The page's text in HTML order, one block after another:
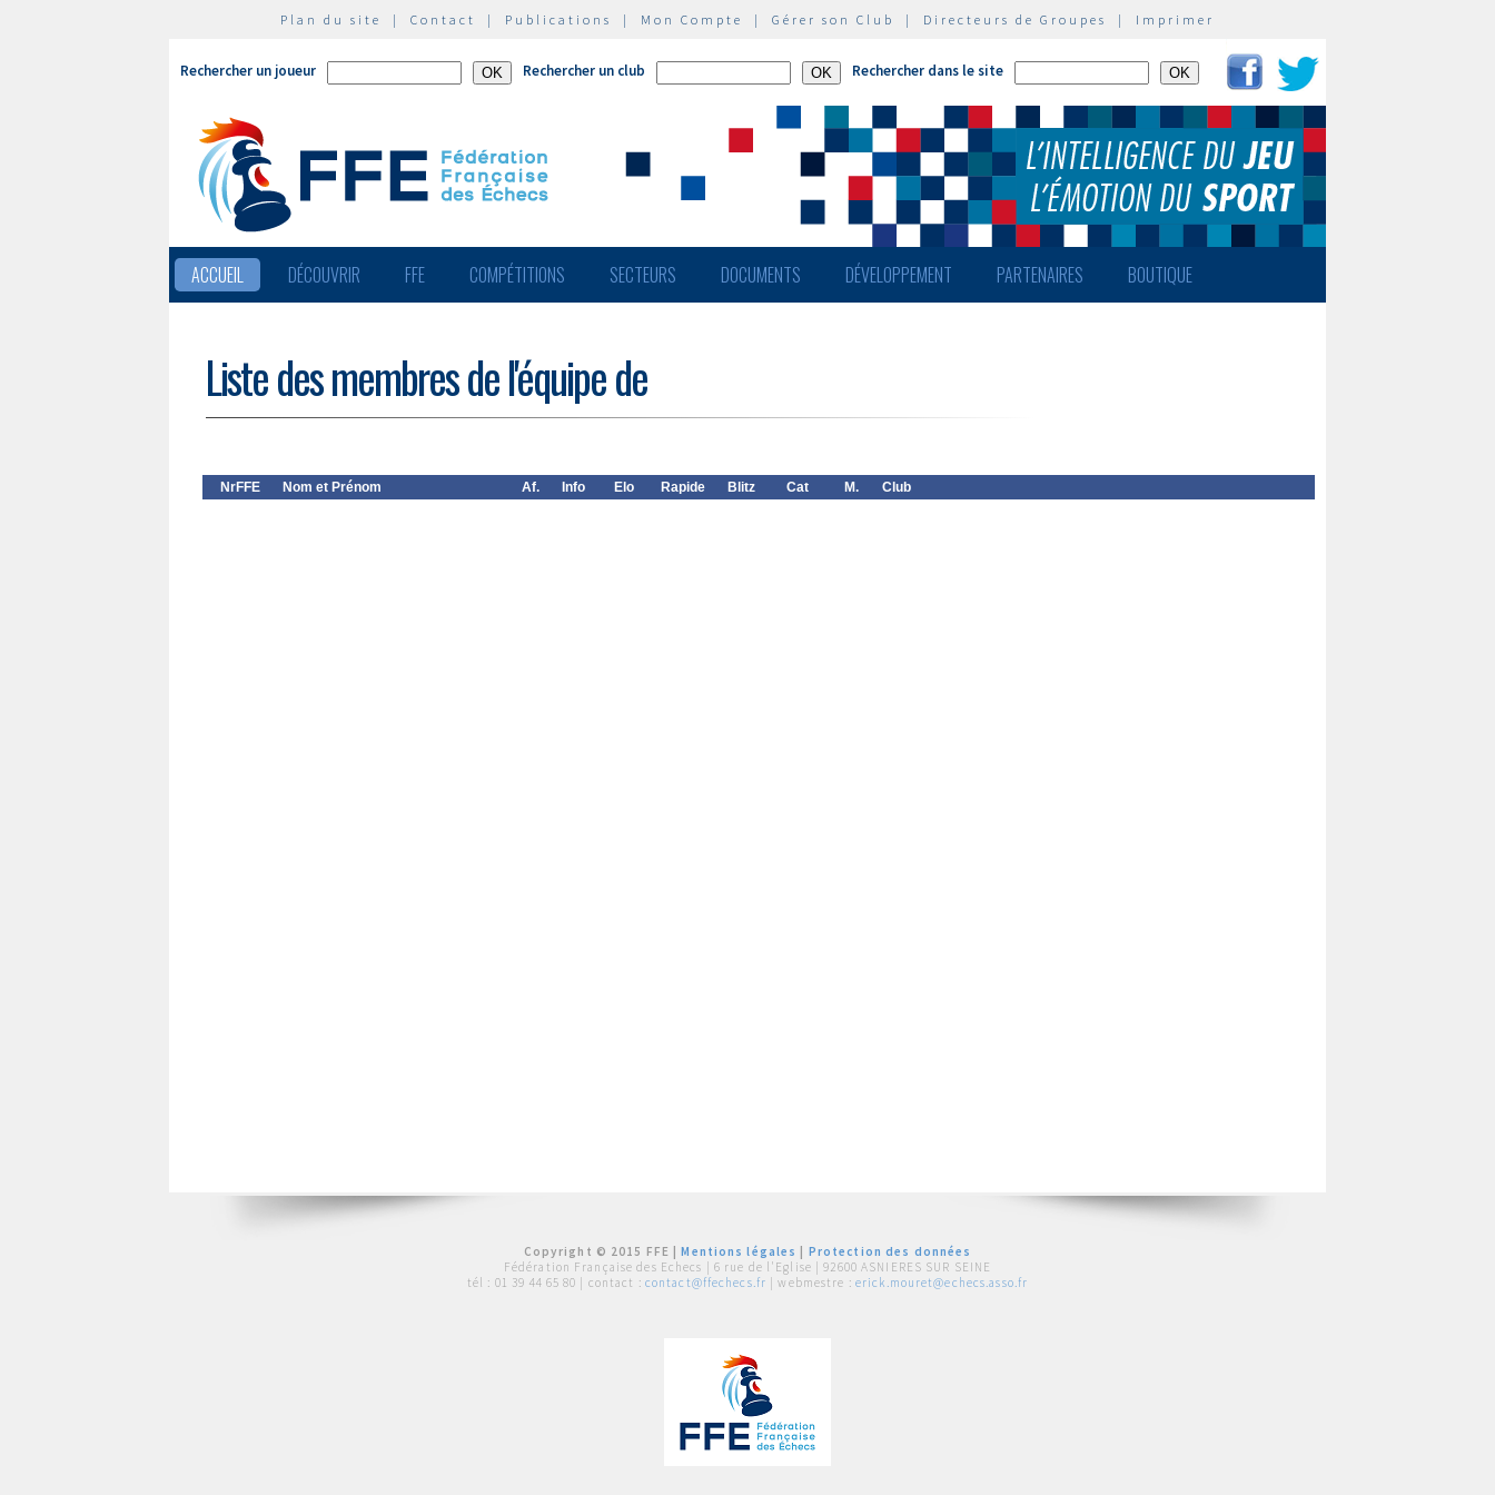
Plan du site | Contact | Publications | Mon Compte | Gérer son Club | Directeurs de Groupes | Imprimer
Rechercher un joueur Rechercher un club Rechercher dans le site
ACCUEIL DÉCOUVRIR FFE COMPÉTITIONS SECTEURS DOCUMENTS DÉVELOPPEMENT PARTENAIRES BOUTIQUE
Liste des membres de l'équipe de
NrFFE Nom et Prénom Af. Info Elo Rapide Blitz Cat M. Club
Copyright © 2015 FFE |Mentions légales
Protection des données
Fédération Française des Echecs | 6 rue de l'Eglise | 92600 ASNIERES SUR SEINE
tél : 01 39 44 65 80 | contact : contact@ffechecs.fr | webmestre : erick.mouret@echecs.asso.fr